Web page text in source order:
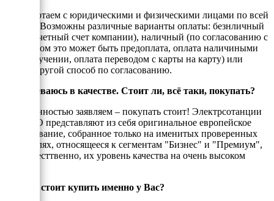
Мы работаем с юридическими и физическими лицами по всей
России. Возможны различные варианты оплаты: безнличный
(на рассчетный счет компании), наличный (по согласованию с
енеджером это может быть предоплата, оплата наличиными
при получении, оплата переводом с карты на карту) или
любой другой способ по согласованию.
Я сомневаюсь в качестве. Стоит ли, всё таки, покупать?
С уверенностью заявляем – покупать стоит! Электрсотанции
ЭНЕРГО представляют из себя оригинальное европейское
оборудование, собранное только на именитых проверенных
двигателях, относящееся к сегментам "Бизнес" и "Премиум",
а, ссотвесттвенно, их уровень качества на очень высоком
Почему стоит купить именно у Вас?